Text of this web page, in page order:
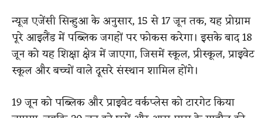
न्यूज एजेंसी सिन्हुआ के अनुसार, 15 से 17 जून तक, यह प्रोग्राम
पूरे आइलैंड में पब्लिक जगहों पर फोकस करेगा। इसके बाद 18
जून को यह शिक्षा क्षेत्र में जाएगा, जिसमें स्कूल, प्रीस्कूल, प्राइवेट
स्कूल और बच्चों वाले दूसरे संस्थान शामिल होंगे।
19 जून को पब्लिक और प्राइवेट वर्कप्लेस को टारगेट किया